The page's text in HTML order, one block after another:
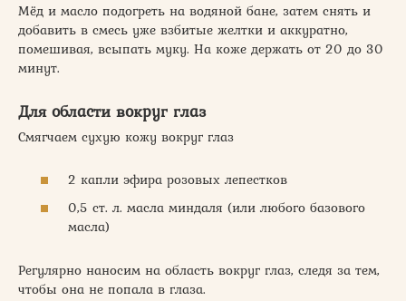
Мёд и масло подогреть на водяной бане, затем снять и
добавить в смесь уже взбитые желтки и аккуратно,
помешивая, всыпать муку. На коже держать от 20 до 30
минут.
Для области вокруг глаз
Смягчаем сухую кожу вокруг глаз
2 капли эфира розовых лепестков
0,5 ст. л. масла миндаля (или любого базового
масла)
Регулярно наносим на область вокруг глаз, следя за тем,
чтобы она не попала в глаза.